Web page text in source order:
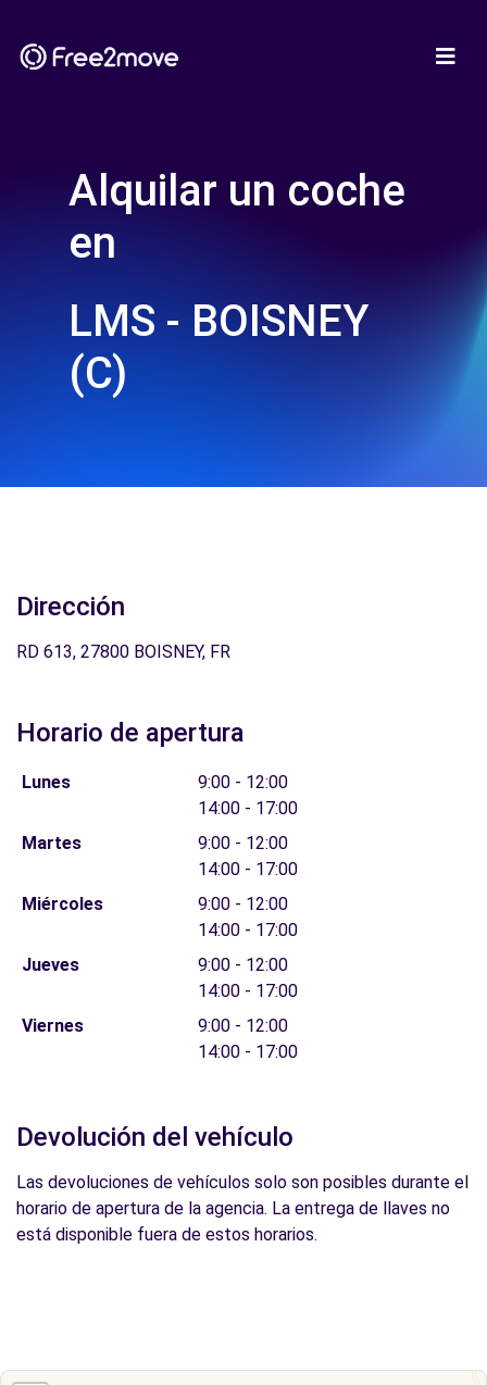
Alquilar un coche
en
LMS - BOISNEY
(C)
Dirección
RD 613, 27800 BOISNEY, FR
Horario de apertura
Lunes
9:00 - 12:00
14:00 - 17:00
Martes
9:00 - 12:00
14:00 - 17:00
Miércoles
9:00 - 12:00
14:00 - 17:00
Jueves
9:00 - 12:00
14:00 - 17:00
Viernes
9:00 - 12:00
14:00 - 17:00
Devolución del vehículo
Las devoluciones de vehículos solo son posibles durante el
horario de apertura de la agencia. La entrega de llaves no
está disponible fuera de estos horarios.